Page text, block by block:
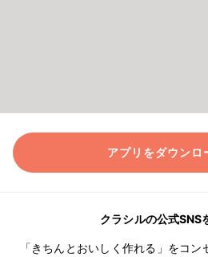
アプリをダウンロ
クラシルの公式SNS
「きちんとおいしく作れる」をコン